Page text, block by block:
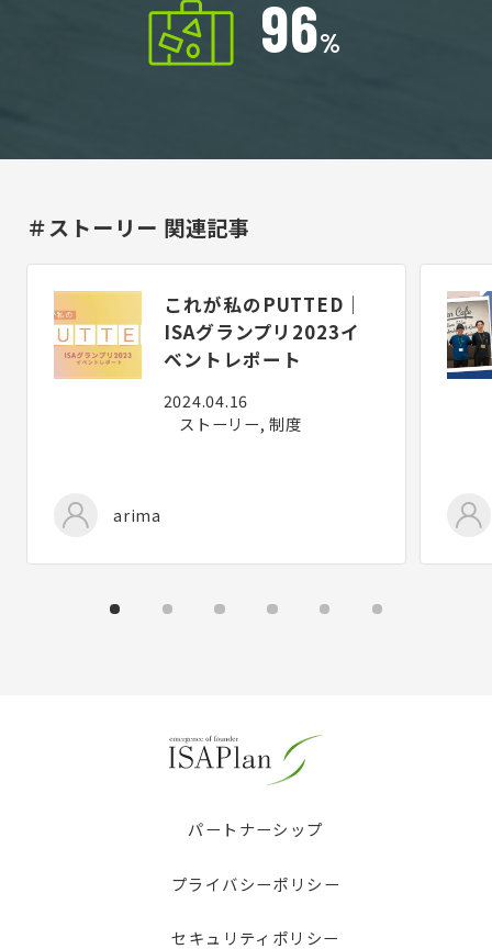
96%
＃ストーリー 関連記事
これが私のPUTTED｜
ISAグランプリ2023イ
ベントレポート
2024.04.16
ストーリー, 制度
arima
パートナーシップ
プライバシーポリシー
セキュリティポリシー